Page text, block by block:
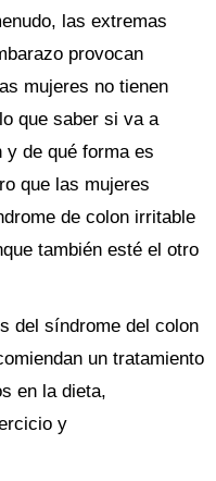
las extremas
provocan
mujeres no tienen
que saber si va a
y de qué forma es
que las mujeres
de colon irritable
también esté el otro
del síndrome del colon
un tratamiento
en la dieta,
y